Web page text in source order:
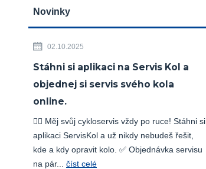
Novinky
02.10.2025
Stáhni si aplikaci na Servis Kol a
objednej si servis svého kola
online.
🚴‍♂️ Měj svůj cykloservis vždy po ruce! Stáhni si
aplikaci ServisKol a už nikdy nebudeš řešit,
kde a kdy opravit kolo. ✅ Objednávka servisu
na pár... číst celé